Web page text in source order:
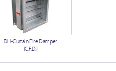
DH-Curtain Fire Damper
[C.F.D.]